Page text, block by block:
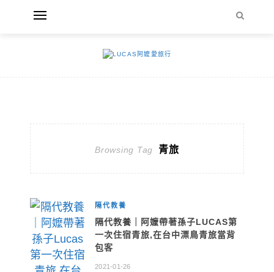
Browsing Tag 青旅
隔代教養
隔代教養｜阿嬤帶著孫子LUCAS第
一次住宿青旅,在台中漂鳥青旅當背
包客
2021-01-26